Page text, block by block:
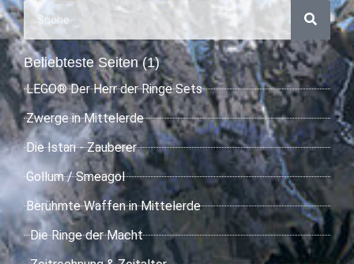
Beliebteste Seiten (1)
LEGO® Der Herr der Ringe Sets
Zwerge in Mittelerde
Die Istari - Zauberer
Gollum / Smeagol
Berühmte Waffen in Mittelerde
Die Ringe der Macht